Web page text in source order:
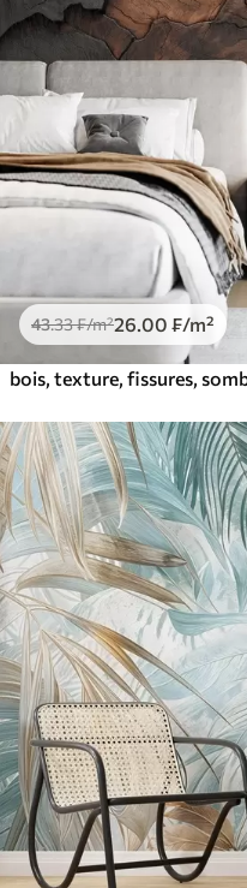
43.33₣/m²26 .00 ₣/m²